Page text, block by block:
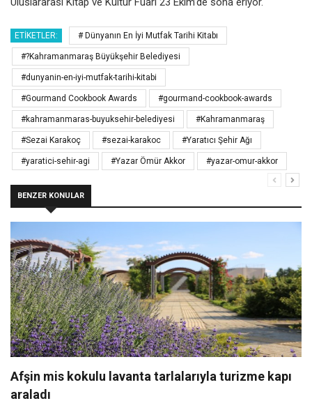
ETIKETLER: # Dünyanın En İyi Mutfak Tarihi Kitabı
#?Kahramanmaraş Büyükşehir Belediyesi
#dunyanin-en-iyi-mutfak-tarihi-kitabi
#Gourmand Cookbook Awards #gourmand-cookbook-awards
#kahramanmaras-buyuksehir-belediyesi #Kahramanmaraş
#Sezai Karakoç #sezai-karakoc #Yaratıcı Şehir Ağı
#yaratici-sehir-agi #Yazar Ömür Akkor #yazar-omur-akkor
BENZER KONULAR
Afşin mis kokulu lavanta tarlalarıyla turizme kapı
araladı